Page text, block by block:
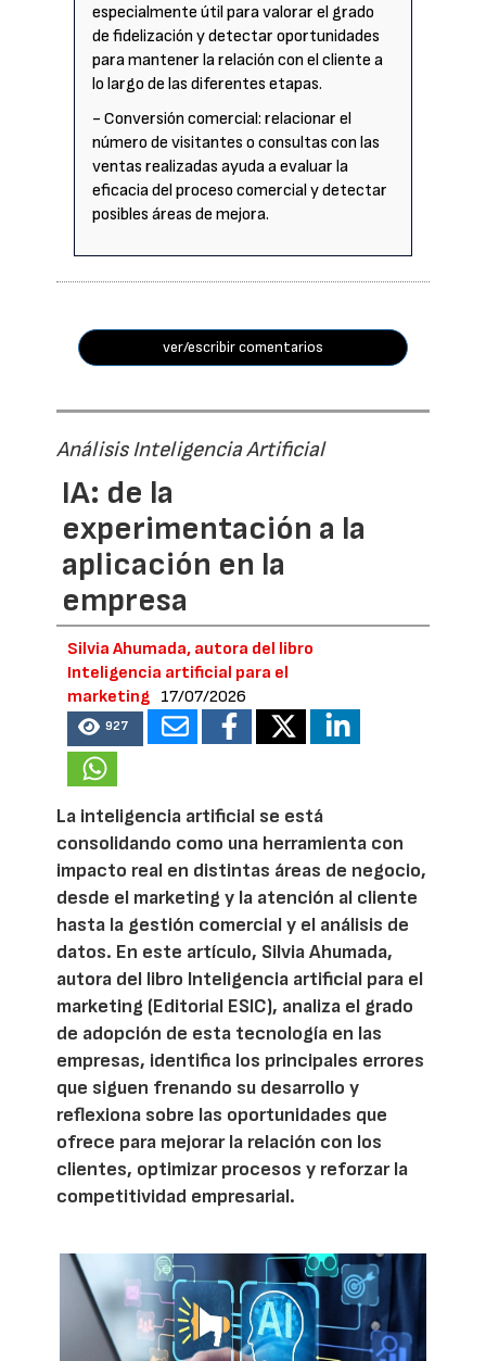
especialmente útil para valorar el grado
de fidelización y detectar oportunidades
para mantener la relación con el cliente a
lo largo de las diferentes etapas.
- Conversión comercial: relacionar el
número de visitantes o consultas con las
ventas realizadas ayuda a evaluar la
eficacia del proceso comercial y detectar
posibles áreas de mejora.
ver/escribir comentarios
Análisis Inteligencia Artificial
IA: de la
experimentación a la
aplicación en la
empresa
Silvia Ahumada, autora del libro
Inteligencia artificial para el
marketing 17/07/2026
927
La inteligencia artificial se está
consolidando como una herramienta con
impacto real en distintas áreas de negocio,
desde el marketing y la atención al cliente
hasta la gestión comercial y el análisis de
datos. En este artículo, Silvia Ahumada,
autora del libro Inteligencia artificial para el
marketing (Editorial ESIC), analiza el grado
de adopción de esta tecnología en las
empresas, identifica los principales errores
que siguen frenando su desarrollo y
reflexiona sobre las oportunidades que
ofrece para mejorar la relación con los
clientes, optimizar procesos y reforzar la
competitividad empresarial.